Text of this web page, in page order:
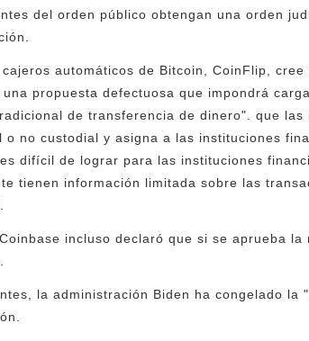
del orden público obtengan una orden
automáticos de Bitcoin, CoinFlip,
propuesta defectuosa que impondrá
de transferencia de dinero". que
no custodial y asigna a las instituciones
difícil de lograr para las instituciones
tienen información limitada sobre las
incluso declaró que si se aprueba la
la administración Biden ha congelado la